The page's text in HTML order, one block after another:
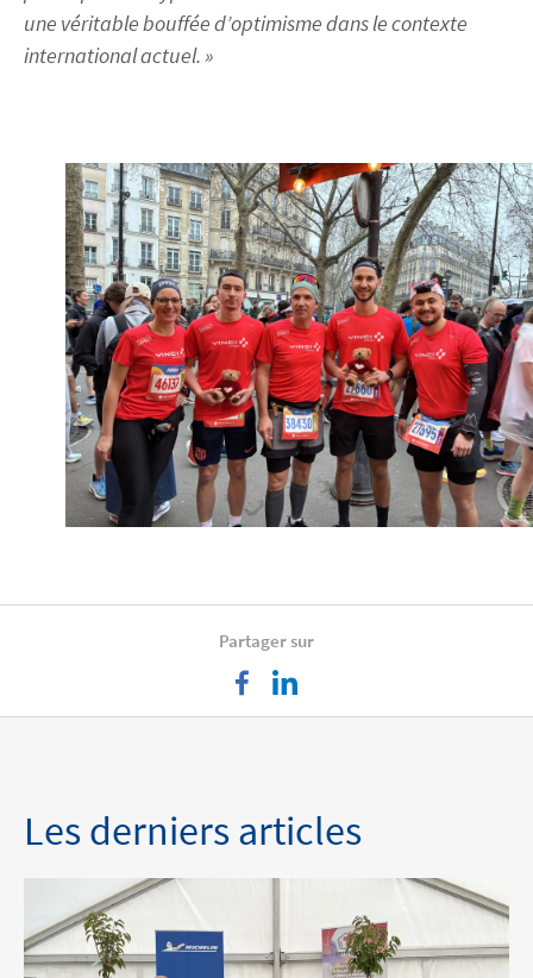
une véritable bouffée d’optimisme dans le contexte
international actuel. »
Partager sur
facebooklinkedin
Les derniers articles